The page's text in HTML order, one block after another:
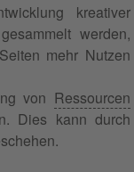
kreativer
werden,
mehr Nutzen
von Ressourcen
Dies kann durch